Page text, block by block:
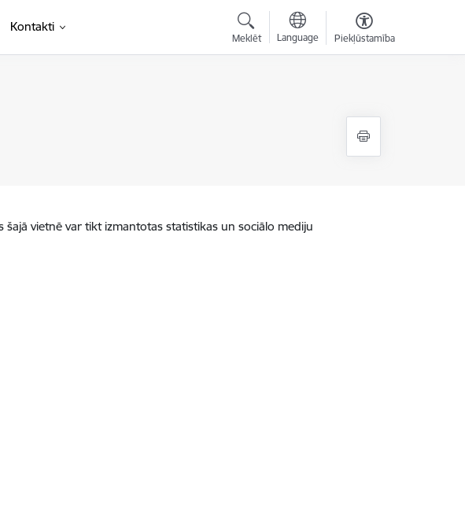
Kontakti
Meklēt Language Piekļūstamība
vietnē var tikt izmantotas statistikas un sociālo mediju